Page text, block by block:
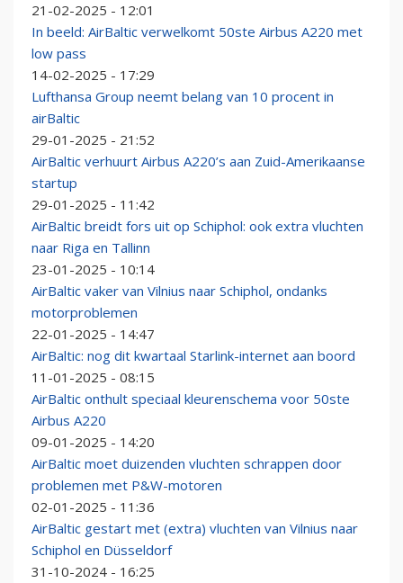
21-02-2025 - 12:01
In beeld: AirBaltic verwelkomt 50ste Airbus A220 met
low pass
14-02-2025 - 17:29
Lufthansa Group neemt belang van 10 procent in
airBaltic
29-01-2025 - 21:52
AirBaltic verhuurt Airbus A220’s aan Zuid-Amerikaanse
startup
29-01-2025 - 11:42
AirBaltic breidt fors uit op Schiphol: ook extra vluchten
naar Riga en Tallinn
23-01-2025 - 10:14
AirBaltic vaker van Vilnius naar Schiphol, ondanks
motorproblemen
22-01-2025 - 14:47
AirBaltic: nog dit kwartaal Starlink-internet aan boord
11-01-2025 - 08:15
AirBaltic onthult speciaal kleurenschema voor 50ste
Airbus A220
09-01-2025 - 14:20
AirBaltic moet duizenden vluchten schrappen door
problemen met P&W-motoren
02-01-2025 - 11:36
AirBaltic gestart met (extra) vluchten van Vilnius naar
Schiphol en Düsseldorf
31-10-2024 - 16:25